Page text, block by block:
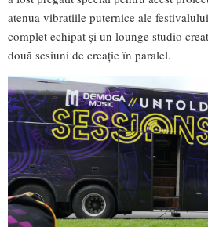
atenua vibratiile puternice ale
complet echipat și un lounge studio
două sesiuni de creație în paralel.